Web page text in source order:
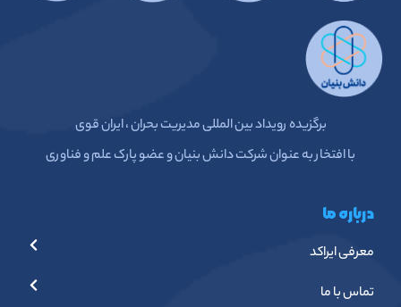
درباره ما
معرفی ایراکد
تماس با ما
برگزیده رویداد بین المللی مدیریت بحران ، ایران قوی
با افتخار به عنوان شرکت دانش بنیان و عضو پارک علم و فناوری